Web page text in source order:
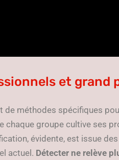
et grand
de méthodes spécifiques
chaque groupe cultive ses
évidente, est issue
actuel. Détecter ne relève